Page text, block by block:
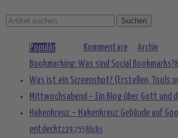
Populär Kommentare Archiv
Bookmarking: Was sind Social Bookmarks?
Was ist ein Screenshot? (Erstellen, Tools
Mittwochsabend – Ein Blog über Gott und
Hakenkreuz – Hakenkreuz Gebäude auf
entdeckt219.755 klicks